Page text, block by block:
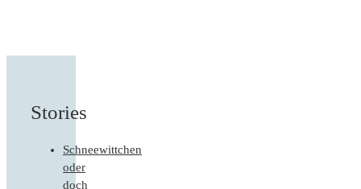
Stories
Schneewittchen
oder
doch